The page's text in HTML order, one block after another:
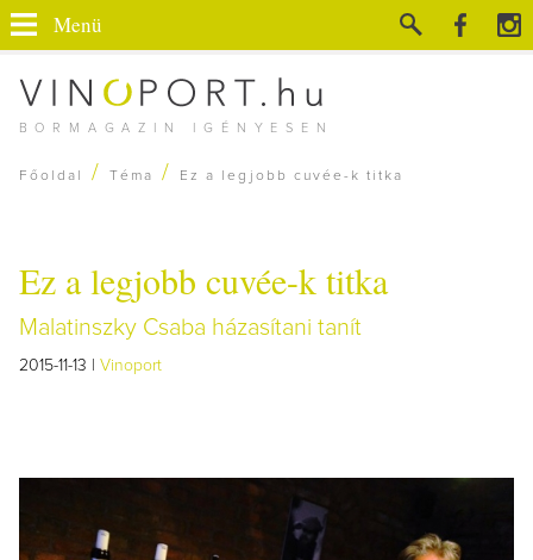
BORMAGAZIN IGÉNYESEN
Menü
Főoldal / Téma / Ez a legjobb cuvée-k titka
Ez a legjobb cuvée-k titka
Malatinszky Csaba házasítani tanít
2015-11-13 | Vinoport